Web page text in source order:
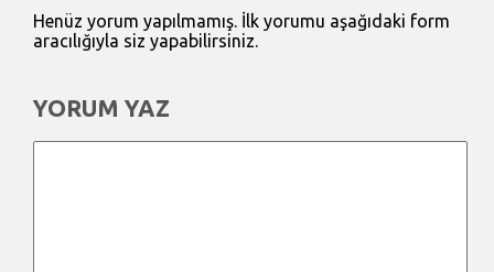
Henüz yorum yapılmamış. İlk yorumu aşağıdaki form
aracılığıyla siz yapabilirsiniz.
YORUM YAZ